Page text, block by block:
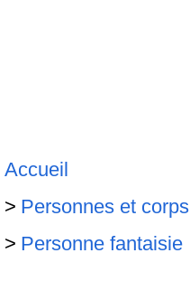
Accueil
Personnes et corps
Personne fantaisie